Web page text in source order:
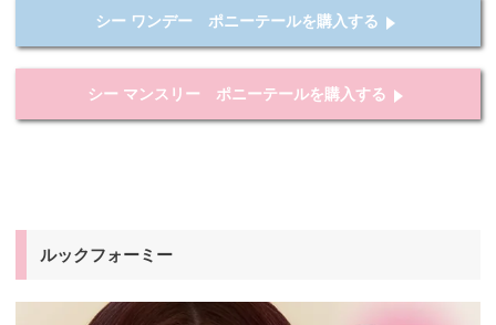
シー ワンデー ポニーテールを購入する
シー マンスリー ポニーテールを購入する
ルックフォーミー